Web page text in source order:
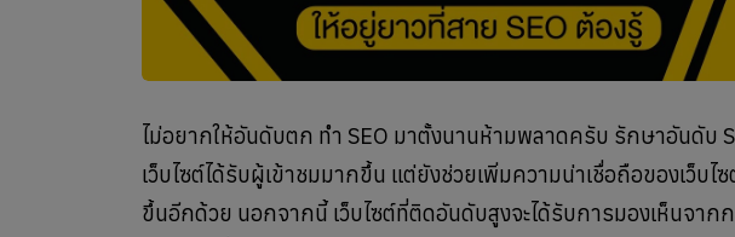
ไม่อยากให้อันดับตก ทำ SEO มาตั้งนานห้ามพลาดครับ รักษาอันดับ
เว็บไซต์ได้รับผู้เข้าชมมากขึ้น แต่ยังช่วยเพิ่มความน่าเชื่อถือของเว็บ
ขึ้นอีกด้วย นอกจากนี้ เว็บไซต์ที่ติดอันดับสูงจะได้รับการมองเห็นจ